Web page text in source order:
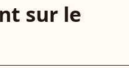
sur le